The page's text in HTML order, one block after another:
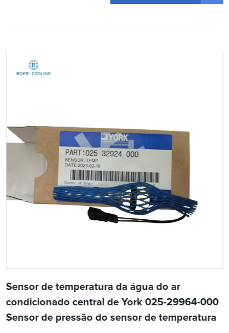
Sensor de temperatura da água do ar
condicionado central de York 025-29964-000
Sensor de pressão do sensor de temperatura